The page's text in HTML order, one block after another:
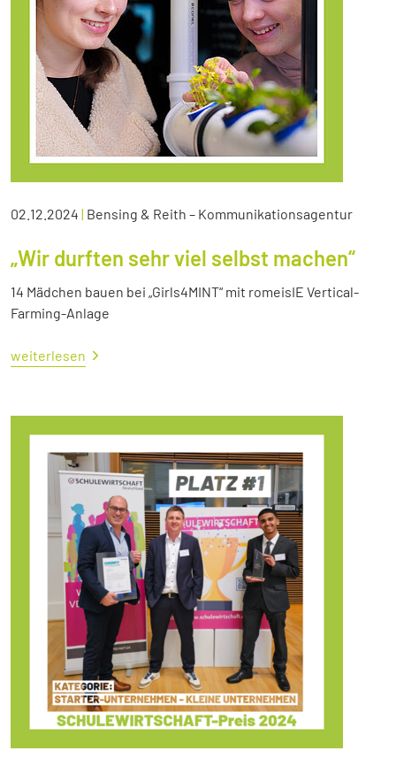
02.12.2024 | Bensing & Reith – Kommunikationsagentur
„Wir durften sehr viel selbst machen“
14 Mädchen bauen bei „Girls4MINT“ mit romeisIE Vertical-
Farming-Anlage
weiterlesen